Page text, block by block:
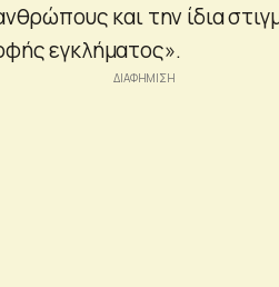
και την ίδια
εγκλήματος».